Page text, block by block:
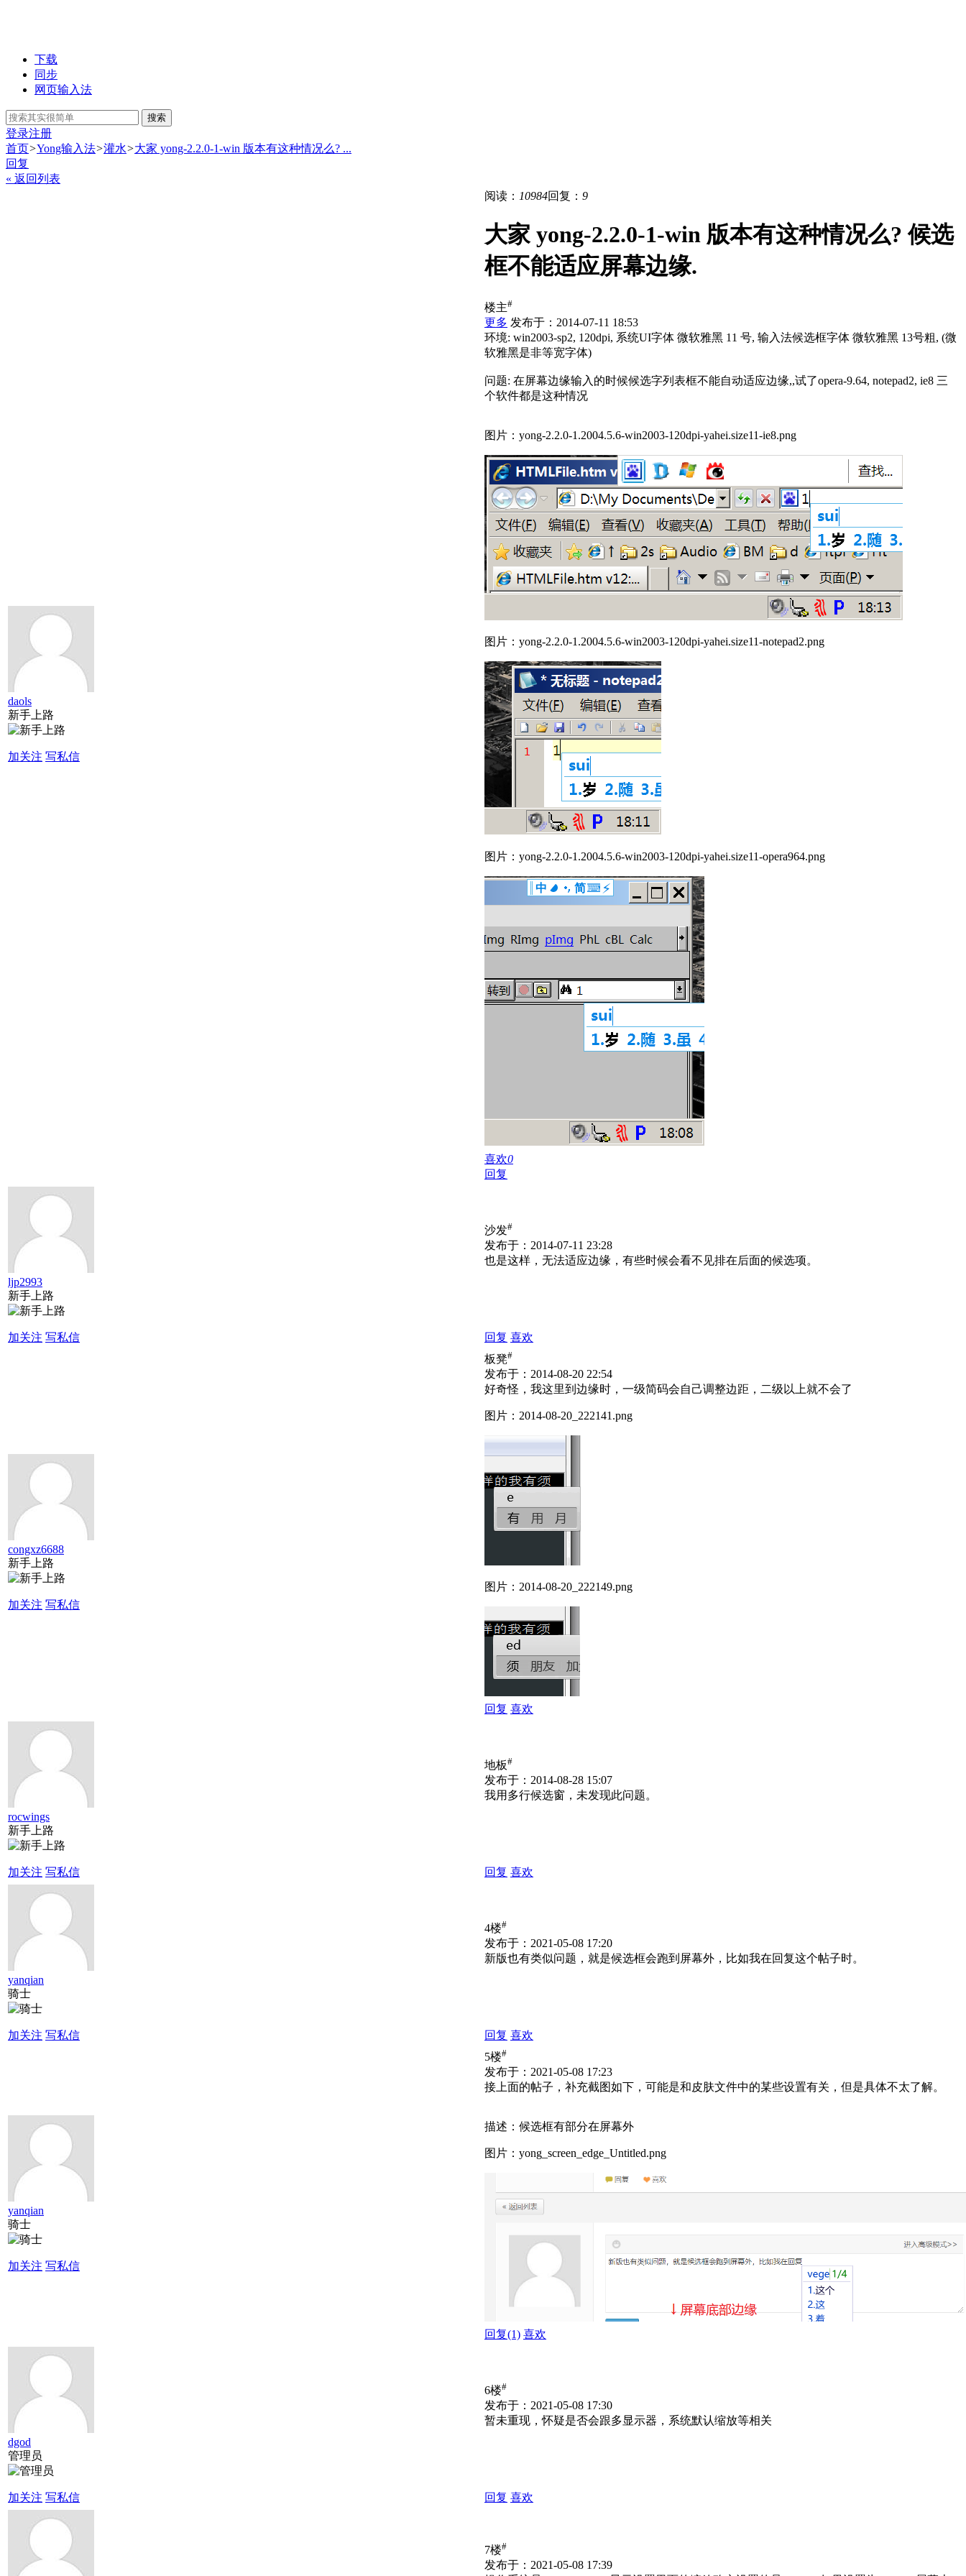
下载
同步
网页输入法
搜索
登录注册
首页>Yong输入法>灌水>大家 yong-2.2.0-1-win 版本有这种情况么? ...
回复
« 返回列表
daols
新手上路
加关注 写私信
阅读： 10984回复： 9
大家 yong-2.2.0-1-win 版本有这种情况么? 候选
框不能适应屏幕边缘.
楼主#
更多 发布于：2014-07-11 18:53
环境: win2003-sp2, 120dpi, 系统UI字体 微软雅黑 11 号, 输入法候选框字体 微软雅黑 13号粗, (微
软雅黑是非等宽字体)
问题: 在屏幕边缘输入的时候候选字列表框不能自动适应边缘,,试了opera-9.64, notepad2, ie8 三
个软件都是这种情况
图片：yong-2.2.0-1.2004.5.6-win2003-120dpi-yahei.size11-ie8.png
图片：yong-2.2.0-1.2004.5.6-win2003-120dpi-yahei.size11-notepad2.png
图片：yong-2.2.0-1.2004.5.6-win2003-120dpi-yahei.size11-opera964.png
喜欢0
回复
ljp2993
新手上路
加关注 写私信
沙发#
发布于：2014-07-11 23:28
也是这样，无法适应边缘，有些时候会看不见排在后面的候选项。
回复 喜欢
congxz6688
新手上路
加关注 写私信
板凳#
发布于：2014-08-20 22:54
好奇怪，我这里到边缘时，一级简码会自己调整边距，二级以上就不会了
图片：2014-08-20_222141.png
图片：2014-08-20_222149.png
回复 喜欢
rocwings
新手上路
加关注 写私信
地板#
发布于：2014-08-28 15:07
我用多行候选窗，未发现此问题。
回复 喜欢
yanqian
骑士
加关注 写私信
4楼#
发布于：2021-05-08 17:20
新版也有类似问题，就是候选框会跑到屏幕外，比如我在回复这个帖子时。
回复 喜欢
yanqian
骑士
加关注 写私信
5楼#
发布于：2021-05-08 17:23
接上面的帖子，补充截图如下，可能是和皮肤文件中的某些设置有关，但是具体不太了解。
描述：候选框有部分在屏幕外
图片：yong_screen_edge_Untitled.png
回复(1) 喜欢
dgod
管理员
加关注 写私信
6楼#
发布于：2021-05-08 17:30
暂未重现，怀疑是否会跟多显示器，系统默认缩放等相关
回复 喜欢
7楼#
发布于：2021-05-08 17:39